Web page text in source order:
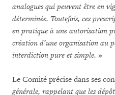
analogues qui peuvent être en
déterminée. Toutefois, ces
en pratique à une autorisation
création d’une organisation au
interdiction pure et simple. »
Le Comité précise dans ses
générale, rappelant que les